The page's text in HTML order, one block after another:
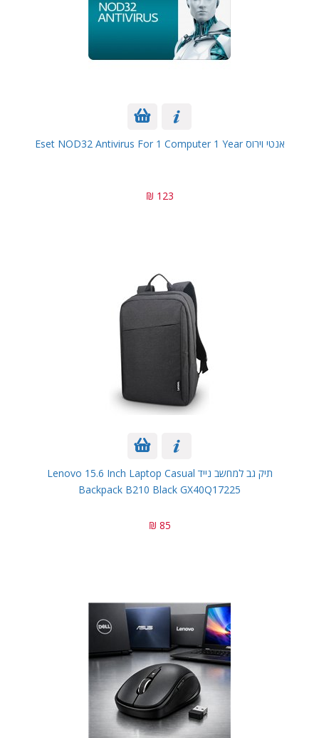
אנטי וירוס Eset NOD32 Antivirus For 1 Computer 1 Year
123 ₪
תיק גב למחשב נייד Lenovo 15.6 Inch Laptop Casual
Backpack B210 Black GX40Q17225
85 ₪